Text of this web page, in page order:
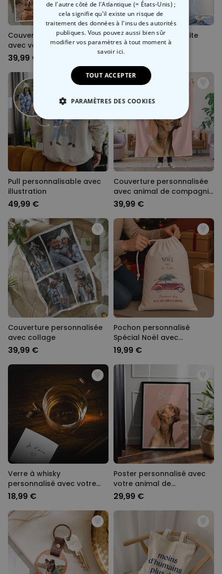
Couverture personnalisée
avec votre animal de
compagnie
39,99 €
Pull personnalisé petite
illustration
Pull personnalisable avec
illustration
49,99 €
Couverture personnalisée
avec animal de compagnie
et fond couleur
39,99 €
Couverture personnalisée
avec collage
39,99 €
Pochon personnalisé
Spécial Noël avec
illustration
19,99 €
Verre à whisky
personnalisé avec votre
écriture
18,99 €
Poster personnalisé avec
votre animal de
compagnie
29,99 €
de l'autre côté de l'Atlantique (= États-Unis) ;
cela signifie qu'il existe un risque de
traitement des données à l'insu des autorités
publiques. Vous pouvez aussi bien sûr
modifier vos paramètres à tout momentà
savoir ici.
TOUT ACCEPTER
PARAMÈTRES DES COOKIES
STRICTEMENT NÉCESSAIRE
PERFORMANCE
COMMERCIALISATION